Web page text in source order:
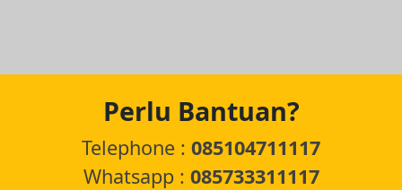
Perlu Bantuan?
Telephone : 085104711117
Whatsapp : 085733311117